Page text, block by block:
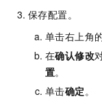
保存配置。
单击右上角
在确认修改
置。
单击确定。